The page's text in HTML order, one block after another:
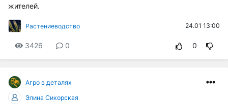
жителей.
Растениеводство 24.01 13:00
3426 0 0
Агро в деталях
Элина Сикорская